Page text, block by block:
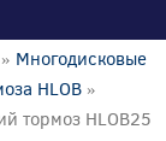
» Многодисковые
HLOB »
тормоз HLOB25